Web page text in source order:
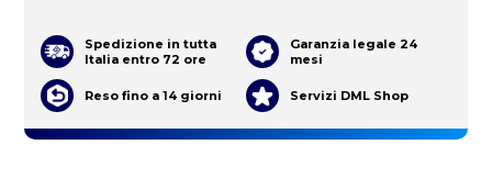
Spedizione in tutta
Italia entro 72 ore
Garanzia legale 24
mesi
Reso fino a 14 giorni Servizi DML Shop